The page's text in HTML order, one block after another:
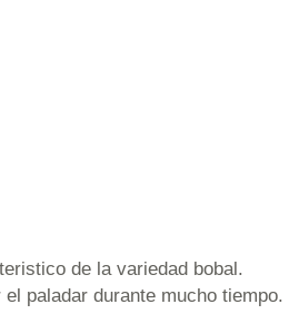
de la variedad bobal.
paladar durante mucho tiempo.